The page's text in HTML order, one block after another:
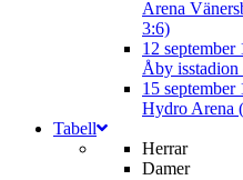
Arena
3:6)
12 september
Åby isstadion
15 september
Hydro Arena
Tabell
Herrar
Damer